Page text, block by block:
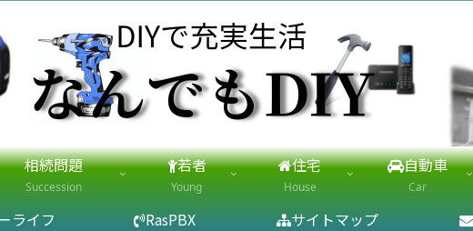
相続問題
Succession
若者
Young
住宅
House
自動車
Car
ライフ RasPBX サイトマップ